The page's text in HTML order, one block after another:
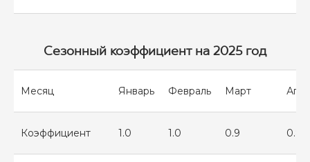
Сезонный коэффициент на 2025 год
Месяц Январь Февраль Март
Коэффициент 1.0 1.0 0.9 0.8